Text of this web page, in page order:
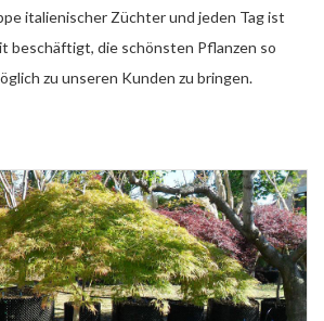
italienischer Züchter und jeden Tag ist
beschäftigt, die schönsten Pflanzen so
zu unseren Kunden zu bringen.